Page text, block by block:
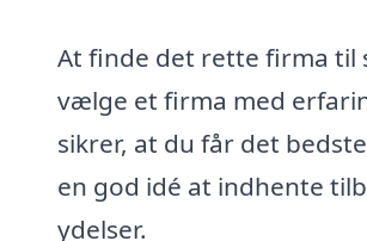
At finde det rette firma til
vælge et firma med
sikrer, at du får det
en god idé at indhente
ydelser.